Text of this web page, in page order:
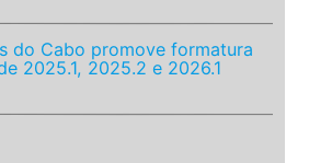
do Cabo promove formatura
2025.1, 2025.2 e 2026.1